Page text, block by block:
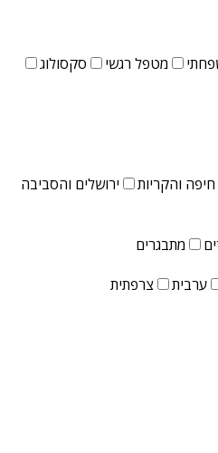
מטפל רגשי
סקסולוג
חיפה והקריות ירושלים והסביבה
מתבגרים
ערבית צרפתית